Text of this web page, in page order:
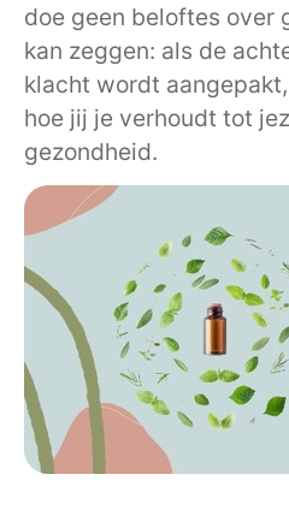
doe geen beloftes over
kan zeggen: als de
klacht wordt
hoe jij je verhoudt tot
gezondheid.